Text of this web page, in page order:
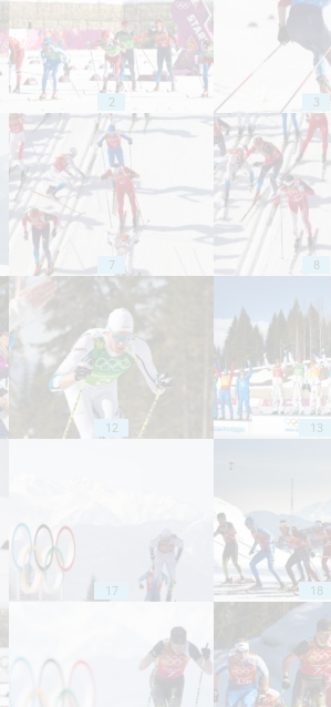
2 3
7 8
12 13
17 18